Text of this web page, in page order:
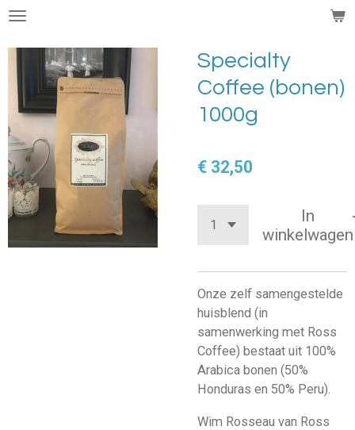
Ga
naar
de
hoofdinhoud
Specialty
Coffee (bonen)
1000g
€ 32,50
In
winkelwagen
Onze zelf samengestelde
huisblend (in
samenwerking met Ross
Coffee) bestaat uit 100%
Arabica bonen (50%
Honduras en 50% Peru).
Wim Rosseau van Ross